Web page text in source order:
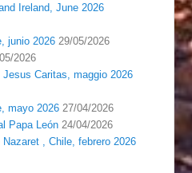
Ireland, June 2026
junio 2026 29/05/2026
2026
Caritas, maggio 2026
mayo 2026 27/04/2026
Papa León 24/04/2026
, Chile, febrero 2026